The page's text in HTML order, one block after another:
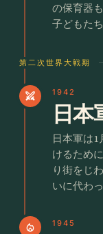
の保育器
子どもた
第二次世界大戦期
swords 1942
日本
日本軍は
けるため
り街をじ
いに代わ
local_fire_department 1945